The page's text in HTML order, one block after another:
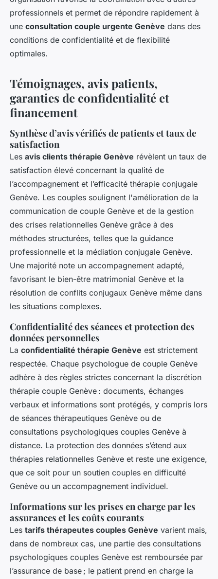
professionnels et permet de répondre rapidement à
une consultation couple urgente Genève dans des
conditions de confidentialité et de flexibilité
optimales.
Témoignages, avis patients,
garanties de confidentialité et
financement
Synthèse d’avis vérifiés de patients et taux de
satisfaction
Les avis clients thérapie Genève révèlent un taux de
satisfaction élevé concernant la qualité de
l’accompagnement et l’efficacité thérapie conjugale
Genève. Les couples soulignent l'amélioration de la
communication de couple Genève et de la gestion
des crises relationnelles Genève grâce à des
méthodes structurées, telles que la guidance
professionnelle et la médiation conjugale Genève.
Une majorité note un accompagnement adapté,
favorisant le bien-être matrimonial Genève et la
résolution de conflits conjugaux Genève même dans
les situations complexes.
Confidentialité des séances et protection des
données personnelles
La confidentialité thérapie Genève est strictement
respectée. Chaque psychologue de couple Genève
adhère à des règles strictes concernant la discrétion
thérapie couple Genève : documents, échanges
verbaux et informations sont protégés, y compris lors
de séances thérapeutiques Genève ou de
consultations psychologiques couples Genève à
distance. La protection des données s’étend aux
thérapies relationnelles Genève et reste une exigence,
que ce soit pour un soutien couples en difficulté
Genève ou un accompagnement individuel.
Informations sur les prises en charge par les
assurances et les coûts courants
Les tarifs thérapeutes couples Genève varient mais,
dans de nombreux cas, une partie des consultations
psychologiques couples Genève est remboursée par
l’assurance de base ; le patient prend en charge la